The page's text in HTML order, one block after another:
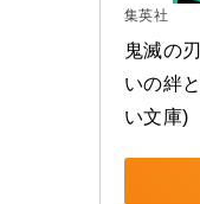
集英社
鬼滅の
いの絆
い文庫)